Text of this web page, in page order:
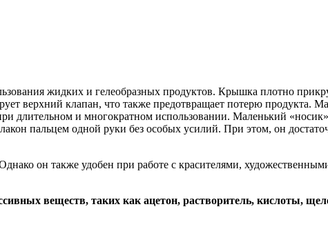
жидких и гелеобразных продуктов. Крышка плотно
верхний клапан, что также предотвращает потерю продукта.
длительном и многократном использовании. Маленький
пальцем одной руки без особых усилий. При этом, он
он также удобен при работе с красителями,
веществ, таких как ацетон, растворитель, кислоты,